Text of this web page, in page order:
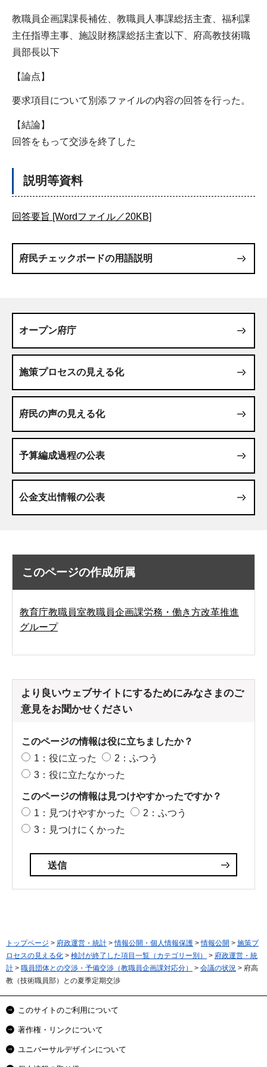
教職員企画課課長補佐、教職員人事課総括主査、福利課
主任指導主事、施設財務課総括主査以下、府高教技術職
員部長以下
【論点】
要求項目について別添ファイルの内容の回答を行った。
【結論】
回答をもって交渉を終了した
説明等資料
回答要旨 [Wordファイル／20KB]
府民チェックボードの用語説明
オープン府庁
施策プロセスの見える化
府民の声の見える化
予算編成過程の公表
公金支出情報の公表
このページの作成所属
教育庁教職員室教職員企画課労務・働き方改革推進
グループ
より良いウェブサイトにするためにみなさまのご
意見をお聞かせください
このページの情報は役に立ちましたか？
1：役に立った
2：ふつう
3：役に立たなかった
このページの情報は見つけやすかったですか？
1：見つけやすかった
2：ふつう
3：見つけにくかった
トップページ > 府政運営・統計 >情報公開・個人情報保護 >情報公開 > 施策プ
ロセスの見える化 > 検討が終了した項目一覧（カテゴリー別） > 府政運営・統
計 > 職員団体との交渉・予備交渉（教職員企画課対応分） > 会議の状況 > 府高
教（技術職員部）との夏季定期交渉
このサイトのご利用について
著作権・リンクについて
ユニバーサルデザインについて